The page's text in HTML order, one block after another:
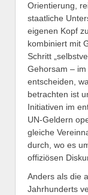
Orientierung,
staatliche
eigenen Kopf
kombiniert mit
Schritt
Gehorsam –
entscheiden,
betrachten ist
Initiativen im
UN-Geldern
gleiche
durch, wo es
offiziösen
Anders als die
Jahrhunderts